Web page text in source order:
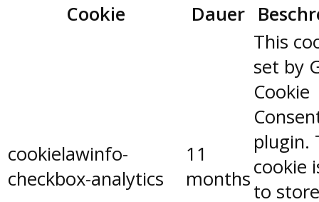
Cookie
Dauer
cookielawinfo-
checkbox-analytics
11
months
This
set by
Cookie
plugin.
cookie
to